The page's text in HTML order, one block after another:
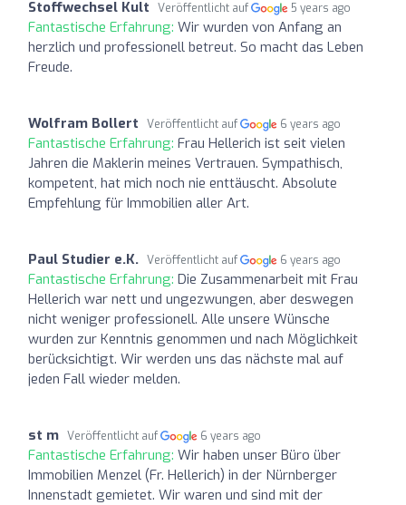
Stoffwechsel Kult Veröffentlicht auf 5 years ago
Fantastische Erfahrung: Wir wurden von Anfang an
herzlich und professionell betreut. So macht das Leben
Freude.
Wolfram Bollert Veröffentlicht auf 6 years ago
Fantastische Erfahrung: Frau Hellerich ist seit vielen
Jahren die Maklerin meines Vertrauen. Sympathisch,
kompetent, hat mich noch nie enttäuscht. Absolute
Empfehlung für Immobilien aller Art.
Paul Studier e.K. Veröffentlicht auf 6 years ago
Fantastische Erfahrung: Die Zusammenarbeit mit Frau
Hellerich war nett und ungezwungen, aber deswegen
nicht weniger professionell. Alle unsere Wünsche
wurden zur Kenntnis genommen und nach Möglichkeit
berücksichtigt. Wir werden uns das nächste mal auf
jeden Fall wieder melden.
st m Veröffentlicht auf 6 years ago
Fantastische Erfahrung: Wir haben unser Büro über
Immobilien Menzel (Fr. Hellerich) in der Nürnberger
Innenstadt gemietet. Wir waren und sind mit der